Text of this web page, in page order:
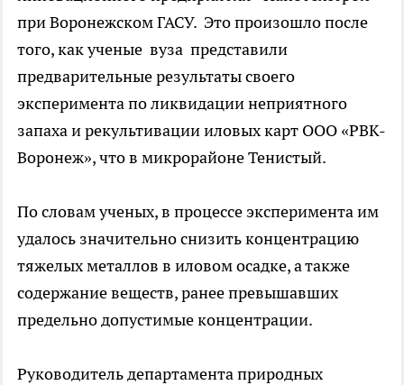
при Воронежском ГАСУ. Это произошло после
того, как ученые вуза представили
предварительные результаты своего
эксперимента по ликвидации неприятного
запаха и рекультивации иловых карт ООО «РВК-
Воронеж», что в микрорайоне Тенистый.
По словам ученых, в процессе эксперимента им
удалось значительно снизить концентрацию
тяжелых металлов в иловом осадке, а также
содержание веществ, ранее превышавших
предельно допустимые концентрации.
Руководитель департамента природных